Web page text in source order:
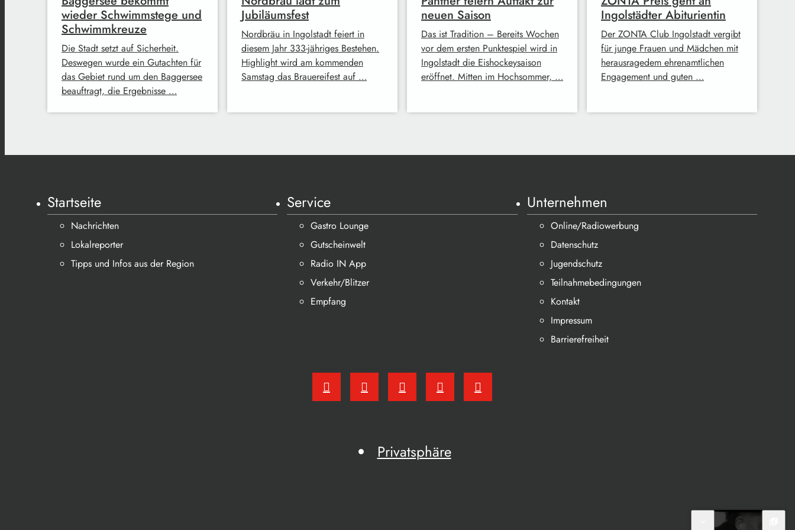
wieder Schwimmstege und
Schwimmkreuze
Die Stadt setzt auf Sicherheit.
Deswegen wurde ein Gutachten für
das Gebiet rund um den Baggersee
beauftragt, die Ergebnisse …
Jubiläumsfest
Nordbräu in Ingolstadt feiert in
diesem Jahr 333-jähriges Bestehen.
Highlight wird am kommenden
Samstag das Brauereifest auf …
neuen Saison
Das ist Tradition – Bereits Wochen
vor dem ersten Punktespiel wird in
Ingolstadt die Eishockeysaison
eröffnet. Mitten im Hochsommer, …
Ingolstädter Abiturientin
Der ZONTA Club Ingolstadt vergibt
für junge Frauen und Mädchen mit
herausragedem ehrenamtlichen
Engagement und guten …
Startseite
Nachrichten
Lokalreporter
Tipps und Infos aus der Region
Service
Gastro Lounge
Gutscheinwelt
Radio IN App
Verkehr/Blitzer
Empfang
Unternehmen
Online/Radiowerbung
Datenschutz
Jugendschutz
Teilnahmebedingungen
Kontakt
Impressum
Barrierefreiheit
Privatsphäre